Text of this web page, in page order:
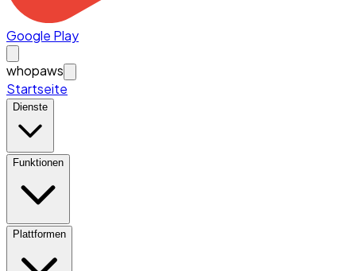
Google Play
whopaws
Startseite
Dienste
Funktionen
Plattformen